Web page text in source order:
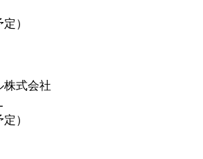
）
式会社
）